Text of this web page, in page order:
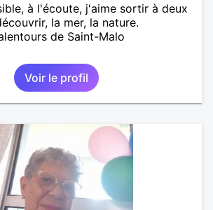
à l'écoute, j'aime sortir à deux
la mer, la nature.
de Saint-Malo
Voir le profil